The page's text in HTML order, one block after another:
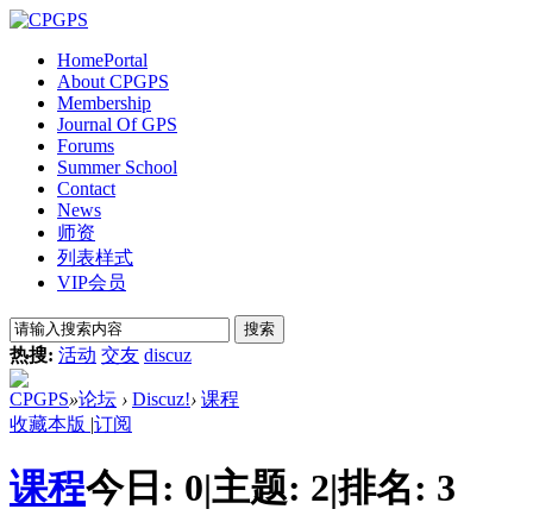
HomePortal
About CPGPS
Membership
Journal Of GPS
Forums
Summer School
Contact
News
师资
列表样式
VIP会员
搜索
热搜: 活动 交友 discuz
CPGPS»论坛 › Discuz!› 课程
收藏本版 |订阅
课程今日: 0|主题: 2|排名: 3